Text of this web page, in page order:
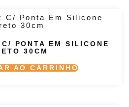
PONTA EM SILICONE
30CM
AO CARRINHO